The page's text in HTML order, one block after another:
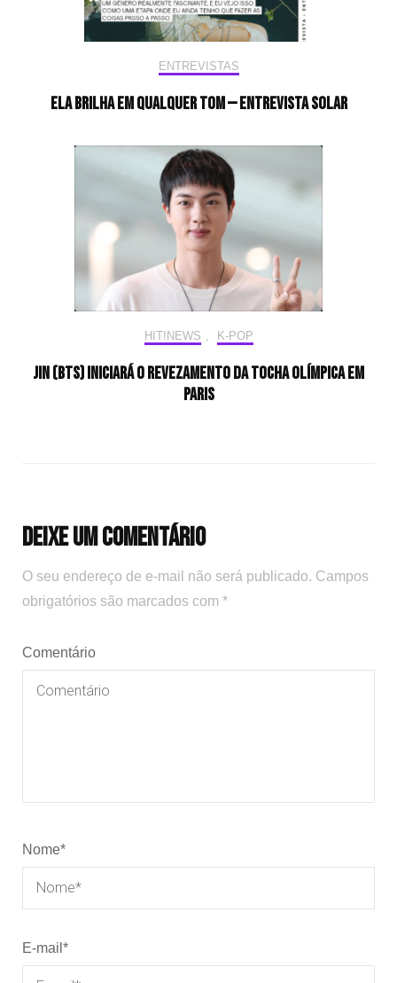
ENTREVISTAS
Ela brilha em qualquer tom — Entrevista Solar
HIT!NEWS K-POP
Jin (BTS) iniciará o revezamento da tocha olímpica em
Paris
Deixe um comentário
O seu endereço de e-mail não será publicado. Campos
obrigatórios são marcados com *
Comentário
Nome*
E-mail *